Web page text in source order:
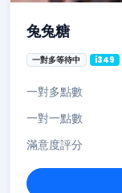
兔兔糖
一對多等待中 i349
一對多點數
一對一點數
滿意度評分